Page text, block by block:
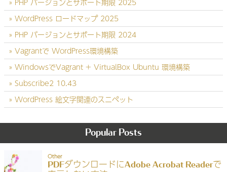
WordPress ロードマップ 2025
PHP バージョンとサポート期限 2024
Vagrantで WordPress環境構築
WindowsでVagrant + VirtualBox Ubuntu 環境構築
Subscribe2 10.43
WordPress 絵文字関連のスニペット
Popular Posts